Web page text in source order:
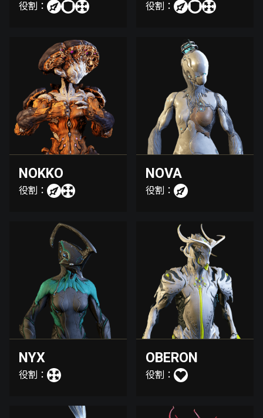
役割： 役割：
NOKKO
役割：
NOVA
役割：
NYX
役割：
OBERON
役割：